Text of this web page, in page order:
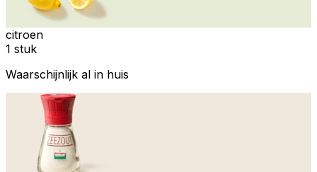
citroen
1 stuk
Waarschijnlijk al in huis